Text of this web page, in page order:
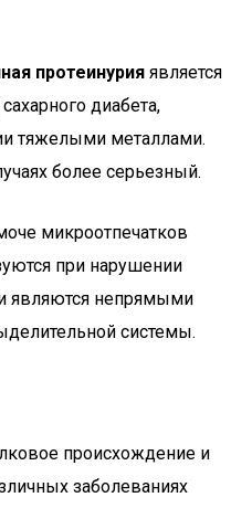
протеинурия является
диабета,
тяжелыми металлами.
более серьезный.
микроотпечатков
при нарушении
являются непрямыми
системы.
происхождение и
заболеваниях